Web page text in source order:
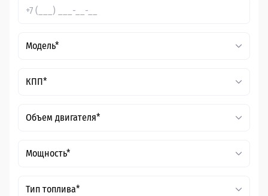
Модель*
КПП*
Объем двигателя*
Мощность*
Тип топлива*